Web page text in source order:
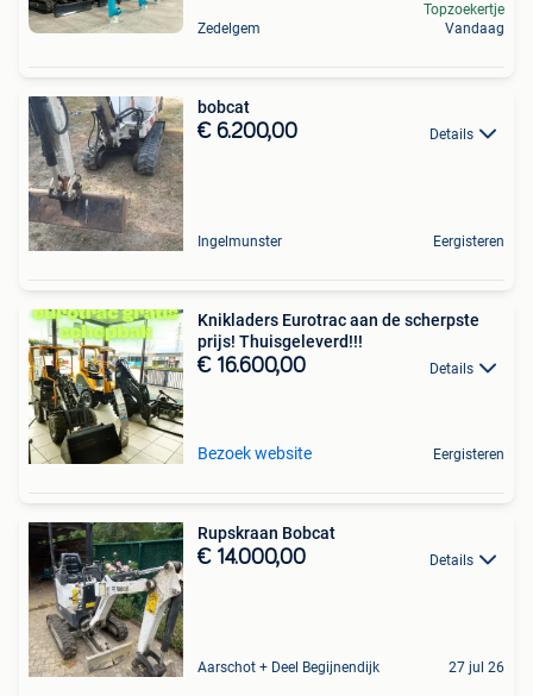
Zedelgem
Topzoekertje
Vandaag
bobcat
€ 6.200,00 Details
Ingelmunster Eergisteren
Knikladers Eurotrac aan de scherpste
prijs! Thuisgeleverd!!!
€ 16.600,00 Details
Bezoek website Eergisteren
Rupskraan Bobcat
€ 14.000,00 Details
Aarschot + Deel Begijnendijk 27 jul 26